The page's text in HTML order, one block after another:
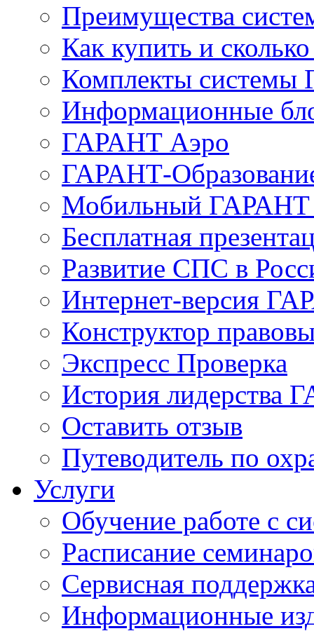
Преимущества
Как купить и
Комплекты
Информационные
ГАРАНТ Аэро
ГАРАНТ-
Мобильный ГАРАНТ
Бесплатная
Развитие СПС в
Интернет-версия
Конструктор
Экспресс Проверка
История лидерства
Оставить отзыв
Путеводитель по
Услуги
Обучение работе с
Расписание
Сервисная
Информационные